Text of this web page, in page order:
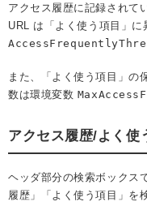
アクセス履歴に記録されて
URL は「よく使う項目」
また、「よく使う項目」の
数は環境変数
アクセス履歴/よく使
ヘッダ部分の検索ボックス
履歴」「よく使う項目」を